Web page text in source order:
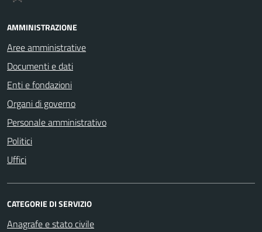
AMMINISTRAZIONE
Aree amministrative
Documenti e dati
Enti e fondazioni
Organi di governo
Personale amministrativo
Politici
Uffici
CATEGORIE DI SERVIZIO
Anagrafe e stato civile